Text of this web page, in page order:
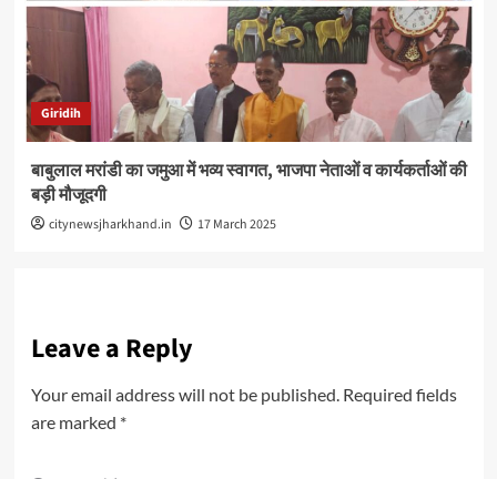
Giridih
बाबुलाल मरांडी का जमुआ में भव्य स्वागत, भाजपा नेताओं व कार्यकर्ताओं की
बड़ी मौजूदगी
citynewsjharkhand.in 17 March 2025
Leave a Reply
Your email address will not be published. Required fields
are marked *